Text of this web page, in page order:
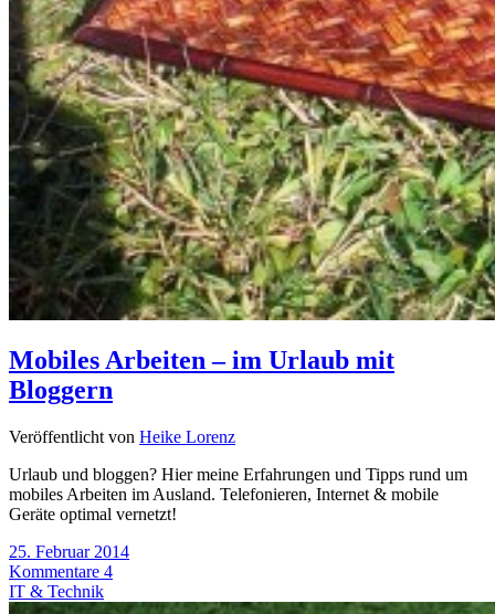
Mobiles Arbeiten – im Urlaub mit
Bloggern
Veröffentlicht von Heike Lorenz
Urlaub und bloggen? Hier meine Erfahrungen und Tipps rund um
mobiles Arbeiten im Ausland. Telefonieren, Internet & mobile
Geräte optimal vernetzt!
25. Februar 2014
Kommentare 4
IT & Technik